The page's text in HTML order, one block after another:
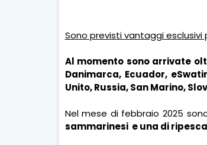
Sono previsti vantaggi esclusivi
Al momento sono arrivate
Danimarca, Ecuador,
Unito, Russia, San Marino,
Nel mese di febbraio 2025
sammarinesi e una di